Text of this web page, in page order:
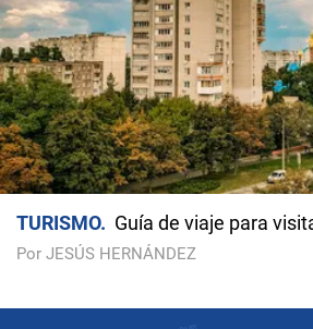
TURISMO Guía de viaje para
Por JESÚS HERNÁNDEZ